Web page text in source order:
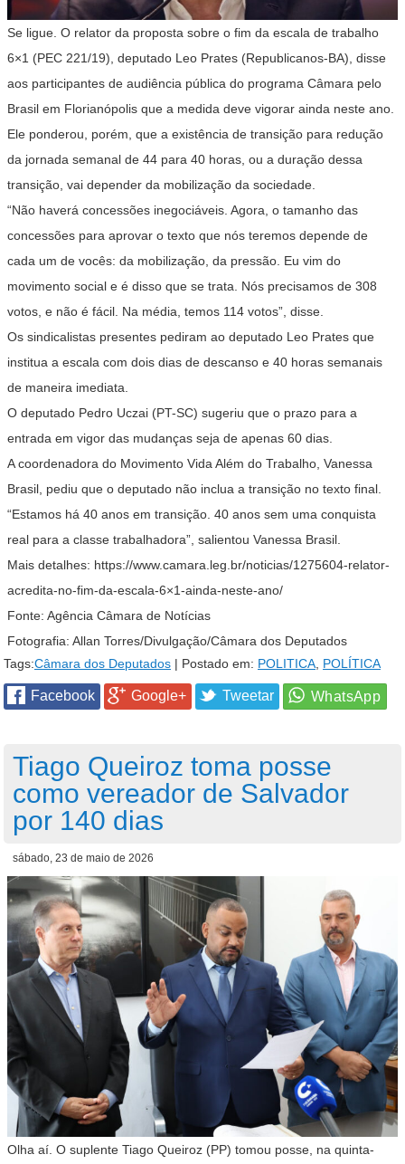
Se ligue. O relator da proposta sobre o fim da escala de trabalho
6×1 (PEC 221/19), deputado Leo Prates (Republicanos-BA), disse
aos participantes de audiência pública do programa Câmara pelo
Brasil em Florianópolis que a medida deve vigorar ainda neste ano.
Ele ponderou, porém, que a existência de transição para redução
da jornada semanal de 44 para 40 horas, ou a duração dessa
transição, vai depender da mobilização da sociedade.
“Não haverá concessões inegociáveis. Agora, o tamanho das
concessões para aprovar o texto que nós teremos depende de
cada um de vocês: da mobilização, da pressão. Eu vim do
movimento social e é disso que se trata. Nós precisamos de 308
votos, e não é fácil. Na média, temos 114 votos”, disse.
Os sindicalistas presentes pediram ao deputado Leo Prates que
institua a escala com dois dias de descanso e 40 horas semanais
de maneira imediata.
O deputado Pedro Uczai (PT-SC) sugeriu que o prazo para a
entrada em vigor das mudanças seja de apenas 60 dias.
A coordenadora do Movimento Vida Além do Trabalho, Vanessa
Brasil, pediu que o deputado não inclua a transição no texto final.
“Estamos há 40 anos em transição. 40 anos sem uma conquista
real para a classe trabalhadora”, salientou Vanessa Brasil.
Mais detalhes: https://www.camara.leg.br/noticias/1275604-relator-
acredita-no-fim-da-escala-6×1-ainda-neste-ano/
Fonte: Agência Câmara de Notícias
Fotografia: Allan Torres/Divulgação/Câmara dos Deputados
Tags:Câmara dos Deputados | Postado em: POLITICA POLÍTICA
Facebook Google+ Tweetar
Tiago Queiroz toma posse
como vereador de Salvador
por 140 dias
sábado, 23 de maio de 2026
Olha aí. O suplente Tiago Queiroz (PP) tomou posse, na quinta-